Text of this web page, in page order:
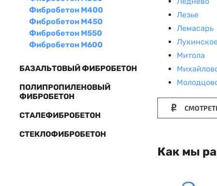
Фибробетон М400
Фибробетон М450
Фибробетон М550
Фибробетон М600
БАЗАЛЬТОВЫЙ ФИБРОБЕТОН
ПОЛИПРОПИЛЕНОВЫЙ
ФИБРОБЕТОН
СТАЛЕФИБРОБЕТОН
СТЕКЛОФИБРОБЕТОН
Лезье
Лемасарь
Митола
Как мы